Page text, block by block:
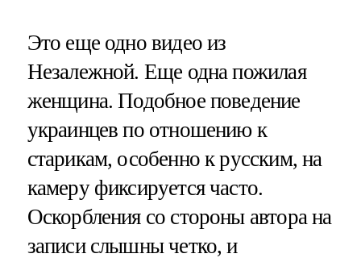
Это еще одно видео из
Незалежной. Еще одна пожилая
женщина. Подобное поведение
украинцев по отношению к
старикам, особенно к русским, на
камеру фиксируется часто.
Оскорбления со стороны автора на
записи слышны четко, и